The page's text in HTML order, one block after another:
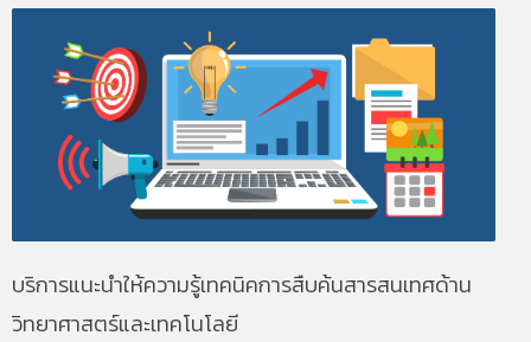
บริการแนะนำให้ความรู้เทคนิคการสืบค้นสารสนเทศด้าน
วิทยาศาสตร์และเทคโนโลยี